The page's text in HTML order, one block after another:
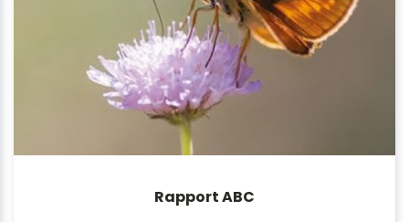
Rapport ABC